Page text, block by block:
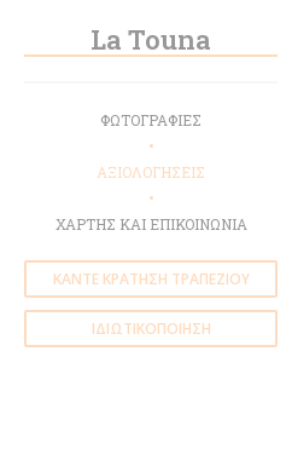
La Touna
ΦΩΤΟΓΡΑΦΊΕΣ
ΑΞΙΟΛΟΓΉΣΕΙΣ
ΧΆΡΤΗΣ ΚΑΙ ΕΠΙΚΟΙΝΩΝΊΑ
ΚΆΝΤΕ ΚΡΆΤΗΣΗ ΤΡΑΠΕΖΙΟΎ
ΙΔΙΩΤΙΚΟΠΟΊΗΣΗ